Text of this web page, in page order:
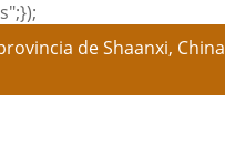
de Shaanxi, China